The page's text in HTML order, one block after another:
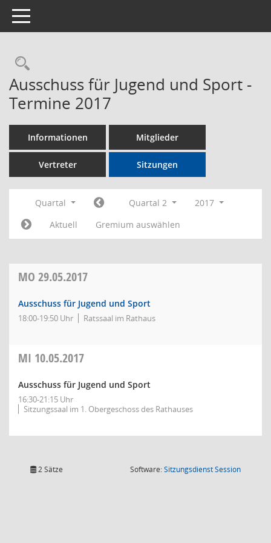
Toggle navigation
Rechercheauswahl
Ausschuss für Jugend und Sport -
Termine 2017
Informationen Mitglieder
Vertreter Sitzungen
Quartal Quartal 2
2017
Aktuell
Gremium auswählen
MO 29.05.2017
Ausschuss für Jugend und Sport
18:00-19:50 Uhr Ratssaal im Rathaus
MI 10.05.2017
Ausschuss für Jugend und Sport
16:30-21:15 Uhr
Sitzungssaal im 1. Obergeschoss des Rathauses
2 Sätze Software:SitzungsdienstSession(Wird in